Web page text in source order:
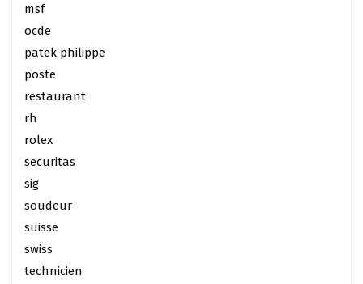
msf
ocde
patek philippe
poste
restaurant
rh
rolex
securitas
sig
soudeur
suisse
swiss
technicien